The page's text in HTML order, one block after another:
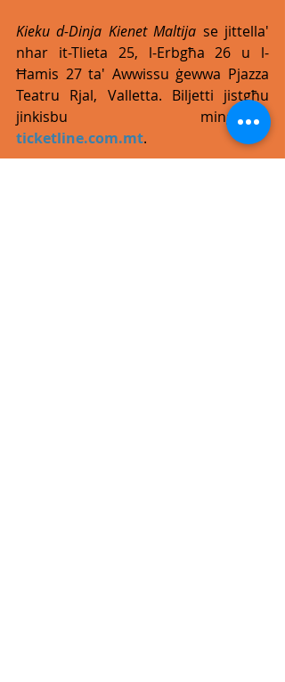
Kieku d-Dinja Kienet Maltija se jittella'
nhar it-Tlieta 25, l-Erbgħa 26 u l-
Ħamis 27 ta' Awwissu ġewwa Pjazza
Teatru Rjal, Valletta. Biljetti jistgħu
jinkisbu mingħand
ticketline.com.mt.